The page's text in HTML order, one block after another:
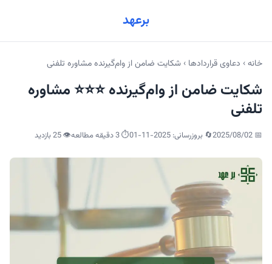
برعهد
خانه› دعاوی قراردادها › شکایت ضامن از وام‌گیرنده مشاوره تلفنی
شکایت ضامن از وام‌گیرنده ⭐⭐⭐ مشاوره
تلفنی
📅
2025/08/02🔄 بروزرسانی: 2025-11-01 ⏱️ 3 دقیقه مطالعه 👁️
25 بازدید